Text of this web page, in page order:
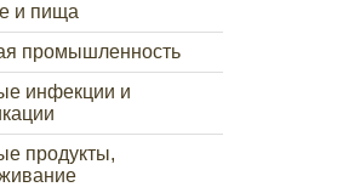
и пища
промышленность
инфекции и
продукты,